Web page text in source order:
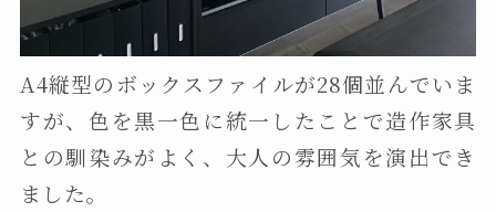
A4縦型のボックスファイルが28個並んでいま
すが、色を黒一色に統一したことで造作家具
との馴染みがよく、大人の雰囲気を演出でき
ました。